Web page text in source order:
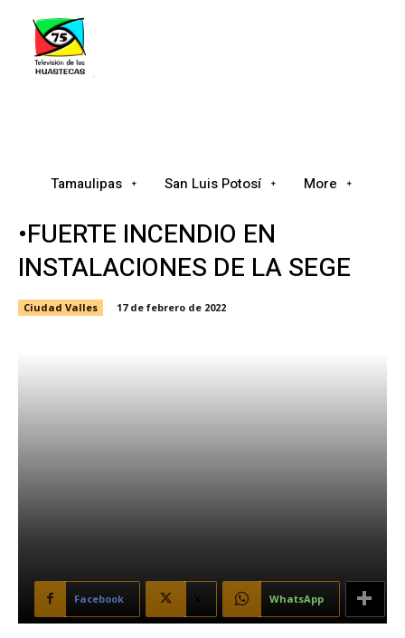
Tamaulipas San Luis Potosí More
•FUERTE INCENDIO EN
INSTALACIONES DE LA SEGE
Ciudad Valles 17 de febrero de 2022
Facebook WhatsApp